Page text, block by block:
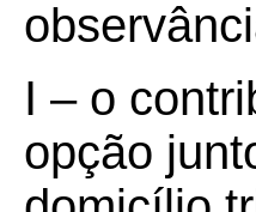
I – o
opção